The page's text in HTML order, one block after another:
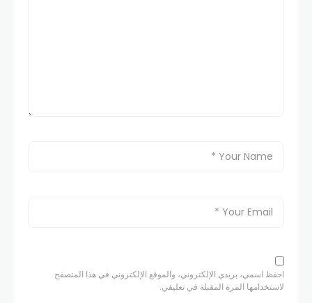
احفظ اسمي، بريدي الإلكتروني، والموقع الإلكتروني في هذا المتصفح
لاستخدامها المرة المقبلة في تعليقي.